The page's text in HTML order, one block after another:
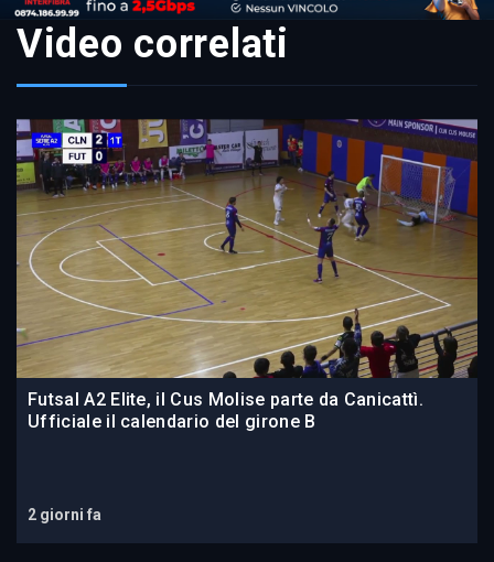
Video correlati
Futsal A2 Elite, il Cus Molise parte da Canicattì.
Ufficiale il calendario del girone B
2 giorni fa